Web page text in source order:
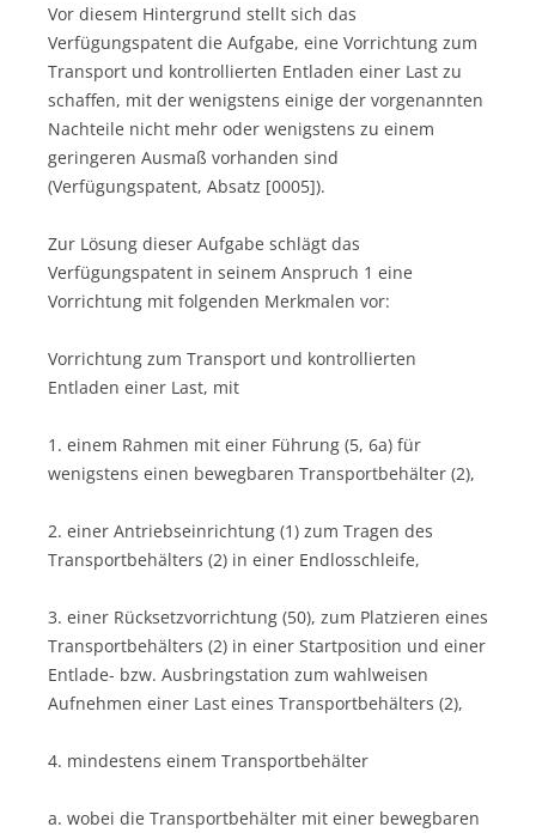
Vor diesem Hintergrund stellt sich das
Verfügungspatent die Aufgabe, eine Vorrichtung zum
Transport und kontrollierten Entladen einer Last zu
schaffen, mit der wenigstens einige der vorgenannten
Nachteile nicht mehr oder wenigstens zu einem
geringeren Ausmaß vorhanden sind
(Verfügungspatent, Absatz [0005]).
Zur Lösung dieser Aufgabe schlägt das
Verfügungspatent in seinem Anspruch 1 eine
Vorrichtung mit folgenden Merkmalen vor:
Vorrichtung zum Transport und kontrollierten
Entladen einer Last, mit
1. einem Rahmen mit einer Führung (5, 6a) für
wenigstens einen bewegbaren Transportbehälter (2),
2. einer Antriebseinrichtung (1) zum Tragen des
Transportbehälters (2) in einer Endlosschleife,
3. einer Rücksetzvorrichtung (50), zum Platzieren eines
Transportbehälters (2) in einer Startposition und einer
Entlade- bzw. Ausbringstation zum wahlweisen
Aufnehmen einer Last eines Transportbehälters (2),
4. mindestens einem Transportbehälter
a. wobei die Transportbehälter mit einer bewegbaren